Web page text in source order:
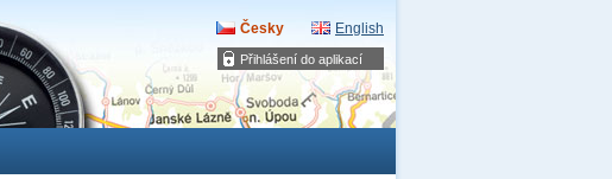
Přihlášení do aplikací
Česky English